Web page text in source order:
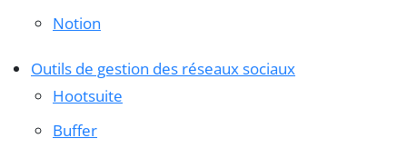
Notion
Outils de gestion des réseaux sociaux
Hootsuite
Buffer